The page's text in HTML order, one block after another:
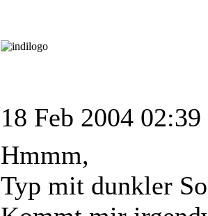
18 Feb 2004 02:39
Hmmm,
Typ mit dunkler